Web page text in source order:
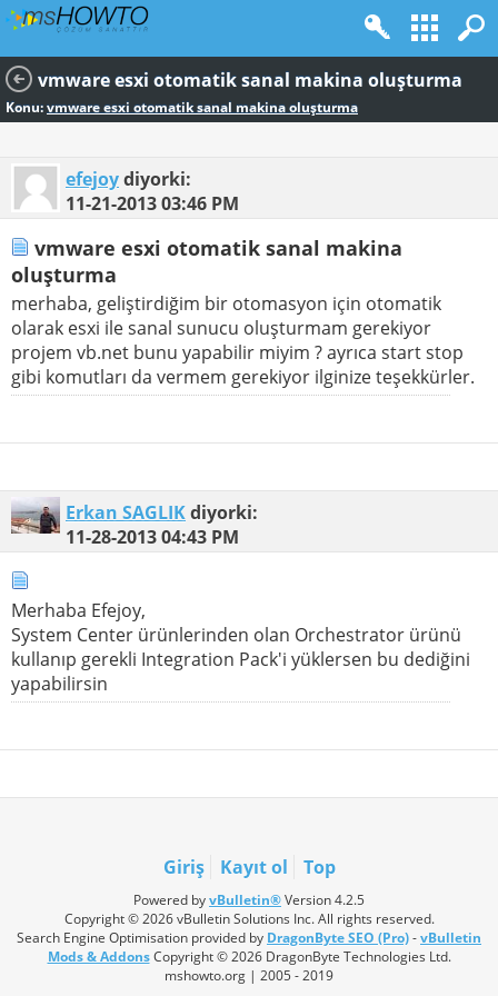
vmware esxi otomatik sanal makina oluşturma
Konu:vmware esxi otomatik sanal makina oluşturma
efejoydiyorki:
11-21-201303:46 PM
vmware esxi otomatik sanal makina
oluşturma
merhaba, geliştirdiğim bir otomasyon için otomatik
olarak esxi ile sanal sunucu oluşturmam gerekiyor
projem vb.net bunu yapabilir miyim ? ayrıca start stop
gibi komutları da vermem gerekiyor ilginize teşekkürler.
Erkan SAGLIKdiyorki:
11-28-201304:43 PM
Merhaba Efejoy,
System Center ürünlerinden olan Orchestrator ürünü
kullanıp gerekli Integration Pack'i yüklersen bu dediğini
yapabilirsin
Giriş Kayıt ol Top
Powered byvBulletin®Version 4.2.5
Copyright © 2026 vBulletin Solutions Inc. All rights reserved.
Search Engine Optimisation provided by DragonByte SEO (Pro)-vBulletin
Mods & AddonsCopyright © 2026 DragonByte Technologies Ltd.
mshowto.org | 2005 - 2019